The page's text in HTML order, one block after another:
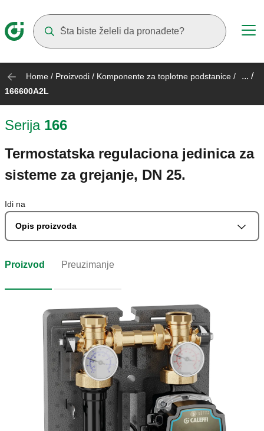
Home / Proizvodi / Komponente za toplotne podstanice / ... /
166600A2L
Serija 166
Termostatska regulaciona jedinica za
sisteme za grejanje, DN 25.
Idi na
Opis proizvoda
Proizvod Preuzimanje